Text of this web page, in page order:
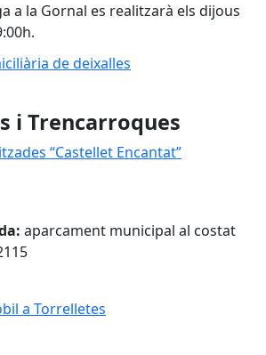
a la Gornal es realitzarà els dijous
de deixalles
de deixalles
i Trencarroques
“Castellet Encantat”
“Castellet Encantat”
aparcament municipal al costat
a Torrelletes
a Torrelletes